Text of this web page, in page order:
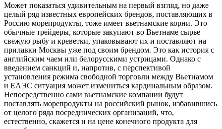
Может показаться удивительным на первый взгляд, но даже
целый ряд известных европейских брендов, поставляющих в
Россию морепродукты, тоже имеет вьетнамские корни. Это
обычные трейдеры, которые закупают во Вьетнаме сырье –
свежую рыбу и креветки, упаковывают их и поставляют на
прилавки Москвы уже под своим брендом. Это как история с
английским чаем или белорусскими устрицами. Однако с
введением санкций и, напротив, с перспективой
установления режима свободной торговли между Вьетнамом
и ЕАЭС ситуация может измениться кардинальным образом.
Непосредственно сами вьетнамские компании будут
поставлять морепродукты на российский рынок, избавившись
от целого ряда посреднических организаций, что,
естественно, скажется и на цене конечного продукта для